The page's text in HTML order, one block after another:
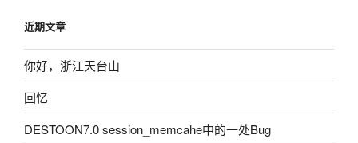
近期文章
你好，浙江天台山
回忆
DESTOON7.0 session_memcahe中的一处Bug